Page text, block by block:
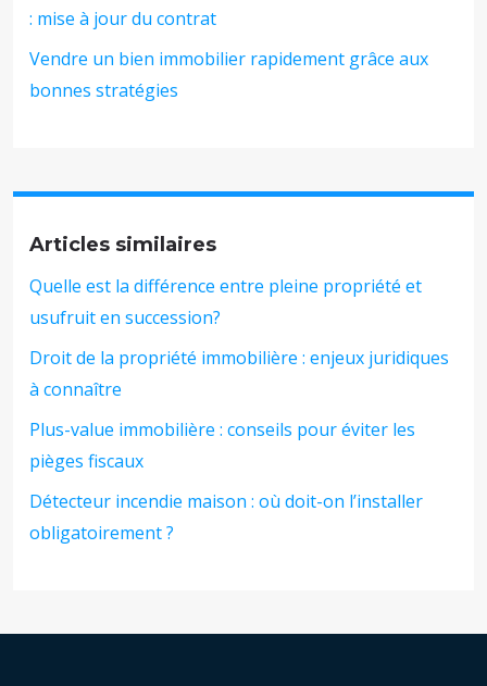
: mise à jour du contrat
Vendre un bien immobilier rapidement grâce aux
bonnes stratégies
Articles similaires
Quelle est la différence entre pleine propriété et
usufruit en succession?
Droit de la propriété immobilière : enjeux juridiques
à connaître
Plus-value immobilière : conseils pour éviter les
pièges fiscaux
Détecteur incendie maison : où doit-on l’installer
obligatoirement ?